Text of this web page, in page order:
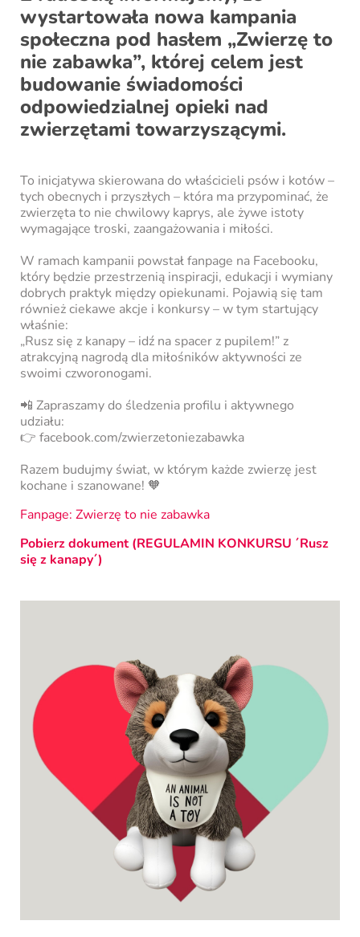
wystartowała nowa kampania
społeczna pod hasłem „Zwierzę to
nie zabawka”, której celem jest
budowanie świadomości
odpowiedzialnej opieki nad
zwierzętami towarzyszącymi.
To inicjatywa skierowana do właścicieli psów i kotów –
tych obecnych i przyszłych – która ma przypominać, że
zwierzęta to nie chwilowy kaprys, ale żywe istoty
wymagające troski, zaangażowania i miłości.
W ramach kampanii powstał fanpage na Facebooku,
który będzie przestrzenią inspiracji, edukacji i wymiany
dobrych praktyk między opiekunami. Pojawią się tam
również ciekawe akcje i konkursy – w tym startujący
właśnie:
„Rusz się z kanapy – idź na spacer z pupilem!” z
atrakcyjną nagrodą dla miłośników aktywności ze
swoimi czworonogami.
📲 Zapraszamy do śledzenia profilu i aktywnego
udziału:
👉 facebook.com/zwierzetoniezabawka
Razem budujmy świat, w którym każde zwierzę jest
kochane i szanowane! 🧡
Fanpage: Zwierzę to nie zabawka
Pobierz dokument (REGULAMIN KONKURSU ´Rusz
się z kanapy´)